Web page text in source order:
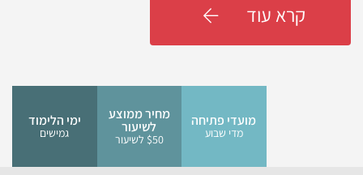
קרא עוד
ימי הלימוד
גמישים
מחיר ממוצע
לשיעור
$50 לשיעור
מועדי פתיחה
מדי שבוע